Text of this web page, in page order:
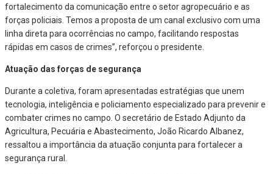
fortalecimento da comunicação entre o setor agropecuário e as
forças policiais. Temos a proposta de um canal exclusivo com uma
linha direta para ocorrências no campo, facilitando respostas
rápidas em casos de crimes”, reforçou o presidente.
Atuação das forças de segurança
Durante a coletiva, foram apresentadas estratégias que unem
tecnologia, inteligência e policiamento especializado para prevenir e
combater crimes no campo. O secretário de Estado Adjunto da
Agricultura, Pecuária e Abastecimento, João Ricardo Albanez,
ressaltou a importância da atuação conjunta para fortalecer a
segurança rural.